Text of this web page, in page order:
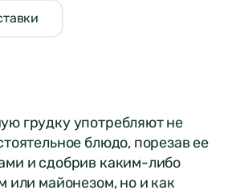
грудку употребляют не
блюдо, порезав ее
и сдобрив каким-либо
или майонезом, но и как